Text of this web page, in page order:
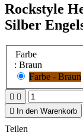
Rockstyle
Silber
Farbe
: Braun
Farbe - Braun
 

In den Warenkorb
Teilen